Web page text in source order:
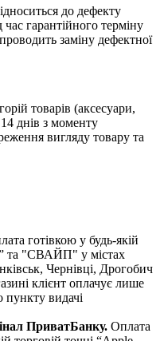
до дефекту
гарантійного терміну
заміну дефектної
товарів (аксесуари,
14 днів з моменту
вигляду товару та
готівкою у будь-якій
та "СВАЙП" у містах
Чернівці, Дрогобич
клієнт оплачує лише
пункту видачі
ПриватБанку. Оплата